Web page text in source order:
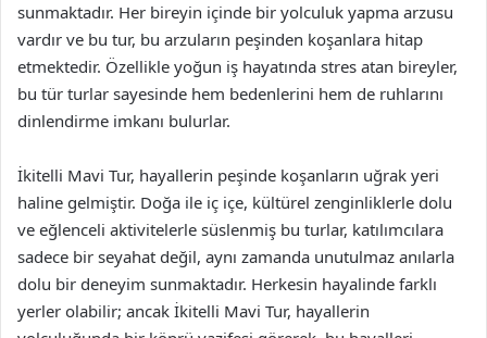
sunmaktadır. Her bireyin içinde bir yolculuk yapma arzusu
vardır ve bu tur, bu arzuların peşinden koşanlara hitap
etmektedir. Özellikle yoğun iş hayatında stres atan bireyler,
bu tür turlar sayesinde hem bedenlerini hem de ruhlarını
dinlendirme imkanı bulurlar.
İkitelli Mavi Tur, hayallerin peşinde koşanların uğrak yeri
haline gelmiştir. Doğa ile iç içe, kültürel zenginliklerle dolu
ve eğlenceli aktivitelerle süslenmiş bu turlar, katılımcılara
sadece bir seyahat değil, aynı zamanda unutulmaz anılarla
dolu bir deneyim sunmaktadır. Herkesin hayalinde farklı
yerler olabilir; ancak İkitelli Mavi Tur, hayallerin